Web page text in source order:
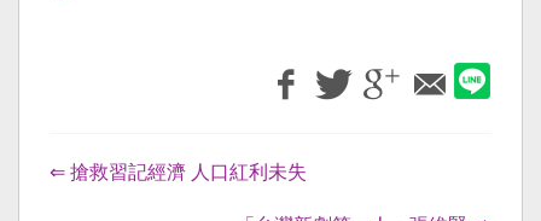
⇐ 搶救習記經濟 人口紅利未失